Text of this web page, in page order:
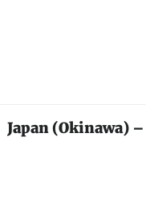
Japan (Okinawa)